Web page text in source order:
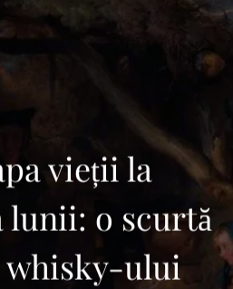
vieții la
lunii: o scurtă
ului